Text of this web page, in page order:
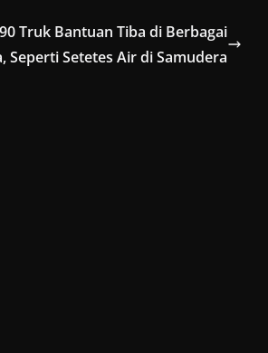
Truk Bantuan Tiba di Berbagai
Seperti Setetes Air di Samudera